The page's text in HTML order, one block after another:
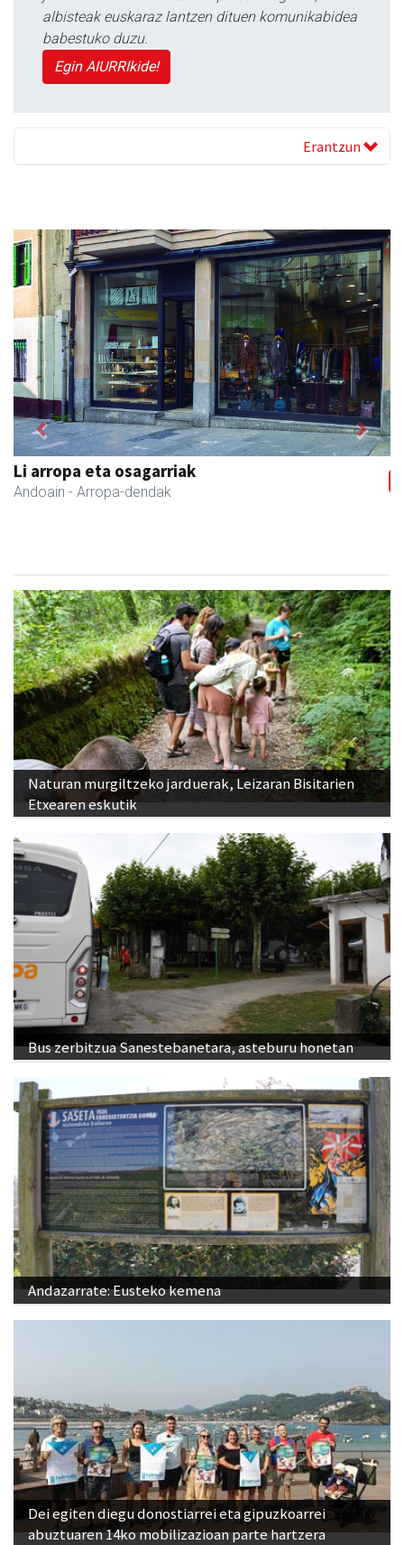
albisteak euskaraz lantzen dituen komunikabidea
babestuko duzu.
Egin AIURRIkide!
Erantzun
Li arropa eta osagarriak
Andoain - Arropa-dendak
Previous Next
Naturan murgiltzeko jarduerak, Leizaran Bisitarien
Etxearen eskutik
Bus zerbitzua Sanestebanetara, asteburu honetan
Andazarrate: Eusteko kemena
Dei egiten diegu donostiarrei eta gipuzkoarrei
abuztuaren 14ko mobilizazioan parte hartzera